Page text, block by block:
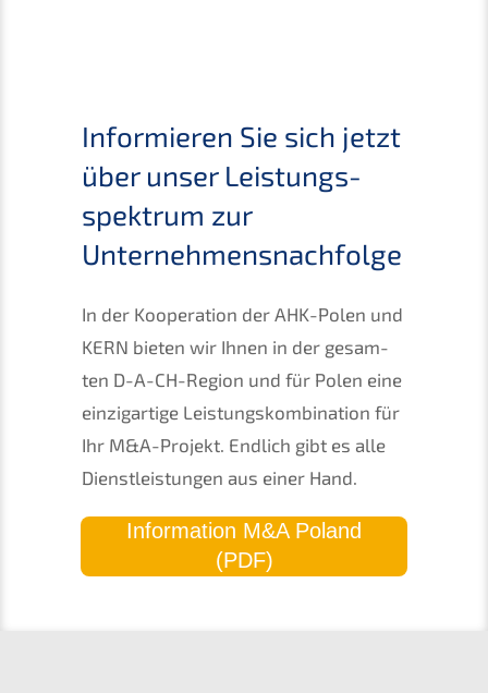
Infor­mie­ren Sie sich jetzt
über unser Leistungs­
spek­trum zur
Unternehmensnachfolge
In der Koope­ra­ti­on der AHK-Polen und
KERN bieten wir Ihnen in der gesam­
ten D-A-CH-Region und für Polen eine
einzig­ar­ti­ge Leistungs­kom­bi­na­ti­on für
Ihr M&A-Projekt. Endlich gibt es alle
Dienst­leis­tun­gen aus einer Hand.
Infor­ma­ti­on M&A Poland
(PDF)